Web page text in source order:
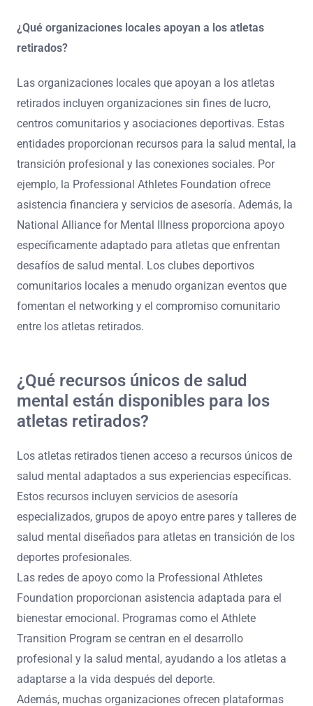
¿Qué organizaciones locales apoyan a los atletas
retirados?
Las organizaciones locales que apoyan a los atletas
retirados incluyen organizaciones sin fines de lucro,
centros comunitarios y asociaciones deportivas. Estas
entidades proporcionan recursos para la salud mental, la
transición profesional y las conexiones sociales. Por
ejemplo, la Professional Athletes Foundation ofrece
asistencia financiera y servicios de asesoría. Además, la
National Alliance for Mental Illness proporciona apoyo
específicamente adaptado para atletas que enfrentan
desafíos de salud mental. Los clubes deportivos
comunitarios locales a menudo organizan eventos que
fomentan el networking y el compromiso comunitario
entre los atletas retirados.
¿Qué recursos únicos de salud
mental están disponibles para los
atletas retirados?